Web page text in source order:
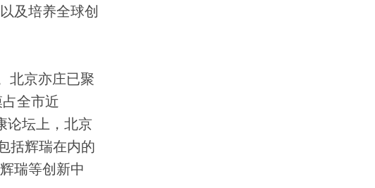
及培养全球创
北京亦庄已聚
全市近
论坛上，北京
括辉瑞在内的
瑞等创新中